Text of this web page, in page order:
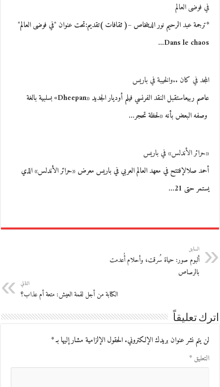
في فوضى العالم
*ترجمة عبد الرحيم نور الدينخاص –( ثقافات )تقديم:تحت عنوان "في فوضى العالم"
Dans le chaos…
المجد في كان ..والخيبة في باريس
عاصم ربيعاستقبل النقد الفرنسي فيلم أوديار الجديد «Dheepan» بسلبية بالغة
وصفه البعض بأنه «لحظة تحجر…
«حرائر الأندلس» في باريس
أحمد صلالإفتتح في معهد العالم العربي في باريس معرض «حرائر الأندلس» الذي
يستمر حتى 21…
السابق
ألبوم صور: حياة سُرقت، وأحلام أُعدمت
بالرصاص
التالي
الكتابة من أجل لقمة العيش: متعة أم عذاب؟
اترك تعليقاً
لن يتم نشر عنوان بريدك الإلكتروني.الحقول الإلزامية مشار إليها بـ*
التعليق*